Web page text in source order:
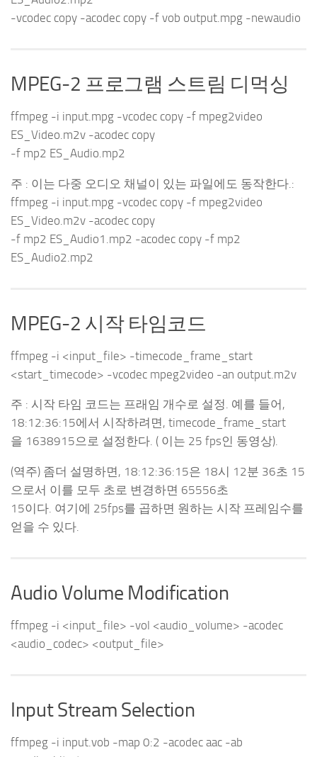
-vcodec copy -acodec copy -f vob output.mpg -newaudio
MPEG-2 프로그램 스트림 디먹싱
ffmpeg -i input.mpg -vcodec copy -f mpeg2video
ES_Video.m2v -acodec copy
-f mp2 ES_Audio.mp2
주 : 이는 다중 오디오 채널이 있는 파일에도 동작한다.:
ffmpeg -i input.mpg -vcodec copy -f mpeg2video
ES_Video.m2v -acodec copy
-f mp2 ES_Audio1.mp2 -acodec copy -f mp2
ES_Audio2.mp2
MPEG-2 시작 타임코드
ffmpeg -i <input_file> -timecode_frame_start
<start_timecode> -vcodec mpeg2video -an output.m2v
주 : 시작 타임 코드는 프래임 개수로 설정. 예를 들어,
18:12:36:15에서 시작하려면, timecode_frame_start
을 1638915으로 설정한다. ( 이는 25 fps인 동영상).
(역주) 좀더 설명하면, 18:12:36:15은 18시 12분 36초 15
으로서 이를 모두 초로 변경하면 65556초
15이다. 여기에 25fps를 곱하면 원하는 시작 프레임수를
얻을 수 있다.
Audio Volume Modification
ffmpeg -i <input_file> -vol <audio_volume> -acodec
<audio_codec> <output_file>
Input Stream Selection
ffmpeg -i input.vob -map 0:2 -acodec aac -ab